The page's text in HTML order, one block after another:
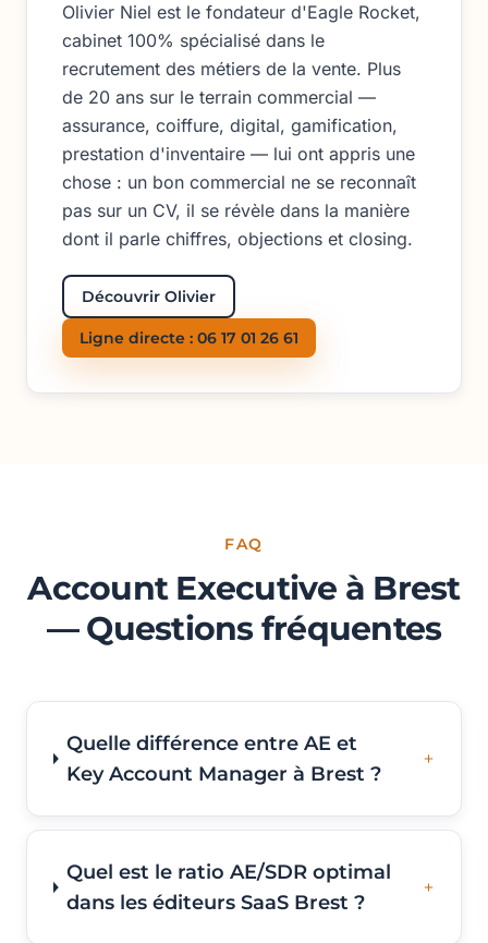
Olivier Niel est le fondateur d'Eagle Rocket,
cabinet 100% spécialisé dans le
recrutement des métiers de la vente. Plus
de 20 ans sur le terrain commercial —
assurance, coiffure, digital, gamification,
prestation d'inventaire — lui ont appris une
chose : un bon commercial ne se reconnaît
pas sur un CV, il se révèle dans la manière
dont il parle chiffres, objections et closing.
Découvrir Olivier
Ligne directe : 06 17 01 26 61
FAQ
Account Executive à Brest
— Questions fréquentes
Quelle différence entre AE et
Key Account Manager à Brest ?
Quel est le ratio AE/SDR optimal
dans les éditeurs SaaS Brest ?